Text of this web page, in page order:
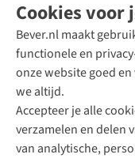
Cookies
Bever.nl maakt
functionele en
onze website goed
we altijd.
Accepteer je alle
verzamelen en delen
van analytische,
Direct advies van
+31 (0)85 888 50
+31 6 12 28 49 80